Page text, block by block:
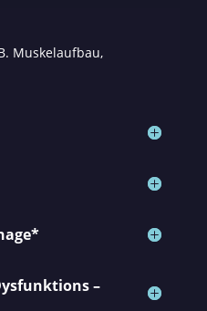
Muskelaufbau,
–